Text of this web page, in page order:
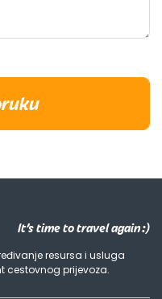
resursa i usluga
cestovnog prijevoza.
It’s time to travel again :)